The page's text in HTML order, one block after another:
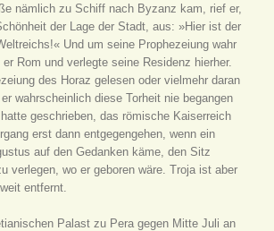
nämlich zu Schiff nach Byzanz kam, rief er,
der Lage der Stadt, aus: »Hier ist der
Und um seine Prophezeiung wahr
Rom und verlegte seine Residenz hierher.
des Horaz gelesen oder vielmehr daran
wahrscheinlich diese Torheit nie begangen
geschrieben, das römische Kaiserreich
erst dann entgegengehen, wenn ein
auf den Gedanken käme, den Sitz
verlegen, wo er geboren wäre. Troja ist aber
entfernt.
Palast zu Pera gegen Mitte Juli an